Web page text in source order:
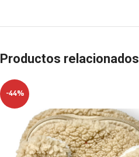
Productos relacionados
-44%